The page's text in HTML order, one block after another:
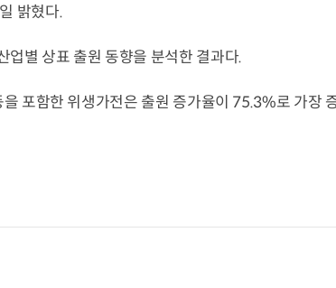
밝혔다.
업별 상표 출원 동향을 분석한 결과다.
포함한 위생가전은 출원 증가율이 75.3%로 가장